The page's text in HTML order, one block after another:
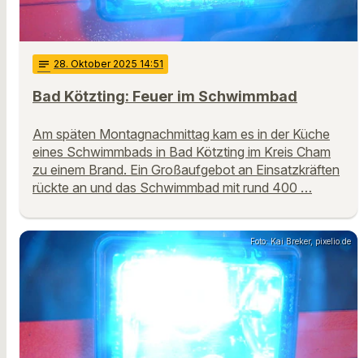
notes 28. Oktober 2025 14:51
Bad Kötzting: Feuer im Schwimmbad
Am späten Montagnachmittag kam es in der Küche
eines Schwimmbads in Bad Kötzting im Kreis Cham
zu einem Brand. Ein Großaufgebot an Einsatzkräften
rückte an und das Schwimmbad mit rund 400 …
Foto: Kai Breker, pixelio.de